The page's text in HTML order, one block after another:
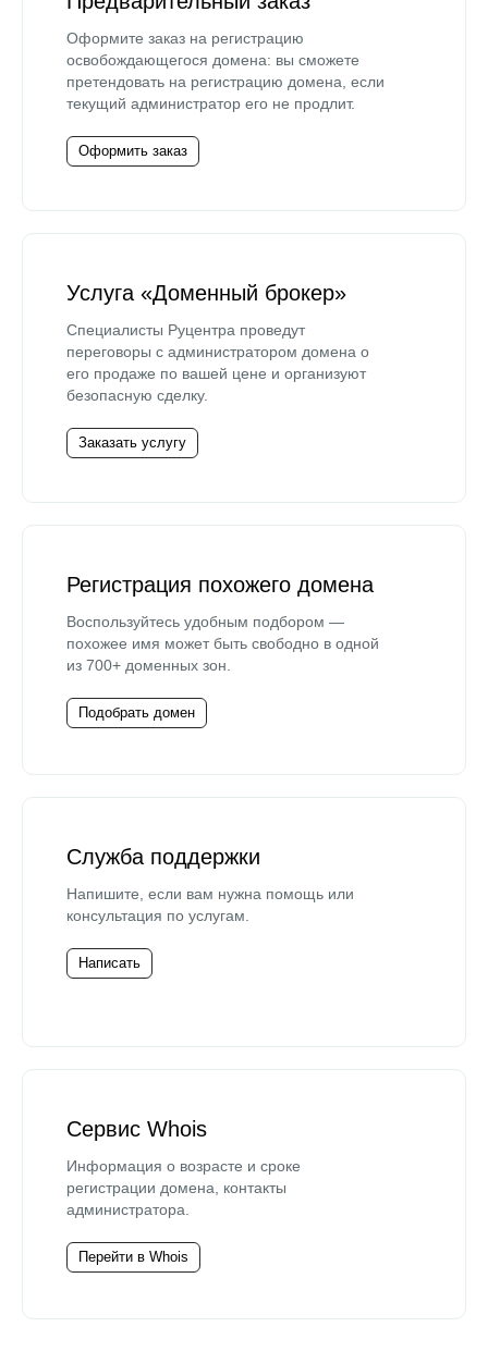
Оформите заказ на регистрацию
освобождающегося домена: вы сможете
претендовать на регистрацию домена, если
текущий администратор его не продлит.
Оформить заказ
Услуга «Доменный брокер»
Специалисты Руцентра проведут
переговоры с администратором домена о
его продаже по вашей цене и организуют
безопасную сделку.
Заказать услугу
Регистрация похожего домена
Воспользуйтесь удобным подбором —
похожее имя может быть свободно в одной
из 700+ доменных зон.
Подобрать домен
Служба поддержки
Напишите, если вам нужна помощь или
консультация по услугам.
Написать
Сервис Whois
Информация о возрасте и сроке
регистрации домена, контакты
администратора.
Перейти в Whois